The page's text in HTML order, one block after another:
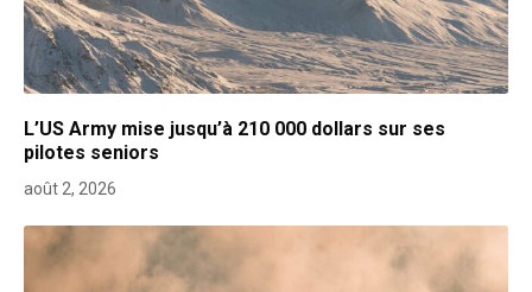
L’US Army mise jusqu’à 210 000 dollars sur ses
pilotes seniors
août 2, 2026